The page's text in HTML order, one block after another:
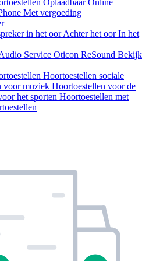
OplaadbaarOnline
Met vergoeding
in het oorAchter het oorIn het
Service Oticon ReSound Bekijk
Hoortoestellen sociale
voor muziek Hoortoestellen voor de
het sporten Hoortoestellen met